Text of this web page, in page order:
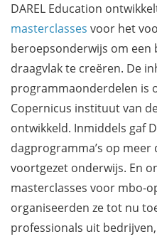
DAREL Education
masterclasses voor het
beroepsonderwijs om een
draagvlak te creëren. De
programmaonderdelen is
Copernicus instituut van
ontwikkeld. Inmiddels gaf
dagprogramma’s op meer
voortgezet onderwijs. En
masterclasses voor mbo-
organiseerden ze tot nu
professionals uit